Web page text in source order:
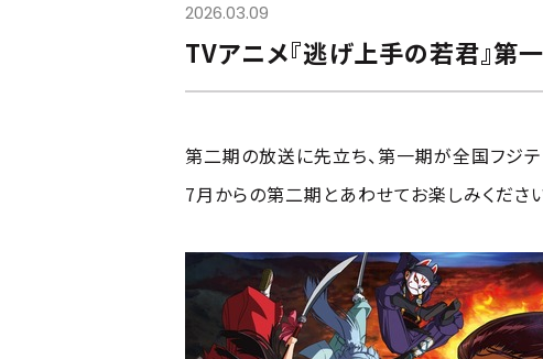
2026.03.09
TVアニメ『逃げ上手の若君』第
第二期の放送に先立ち、第一期が全国フジ
7月からの第二期とあわせてお楽しみください